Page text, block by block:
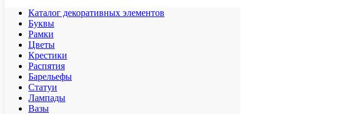
Каталог декоративных элементов
Буквы
Рамки
Цветы
Крестики
Распятия
Барельефы
Статуи
Лампады
Вазы